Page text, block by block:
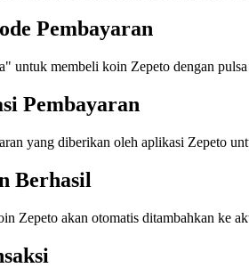
Pembayaran
untuk membeli koin Zepeto dengan
Pembayaran
yang diberikan oleh aplikasi Zepeto
Berhasil
Zepeto akan otomatis ditambahkan ke